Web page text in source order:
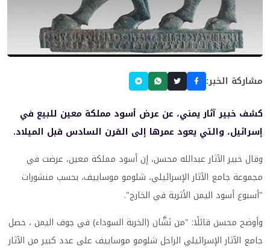
مشاركة الخبر:
كشف خبير آثار يمني، عن عرض أسود مملكة معين للبيع في
إسرائيل، والتي يعود عمرها إلى القرن السادس قبل الميلاد.
وقال خبير الآثار عبدالله محسن، إن أسود مملكة معين، عرضت في
مجموعة جامع الآثار الإسرائيلي، شلومو موساييف، بحسب منشورات
"أسبوع أسود اليمن الأثرية في الخارج".
وأوضح محسن قائلًا: "من نَشَّان (الخربة السوداء) في جوف اليمن ، حصل
جامع الآثار الإسرائيلي الراحل شلومو موساييف على عدد كبير من الآثار